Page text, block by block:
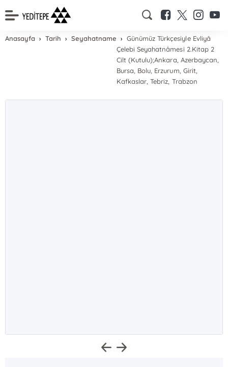
Anasayfa Tarih Seyahatname
Günümüz Türkçesiyle Evliyâ
Çelebi Seyahatnâmesi 2.Kitap 2
Cilt (Kutulu);Ankara, Azerbaycan,
Bursa, Bolu, Erzurum, Girit,
Kafkaslar, Tebriz, Trabzon